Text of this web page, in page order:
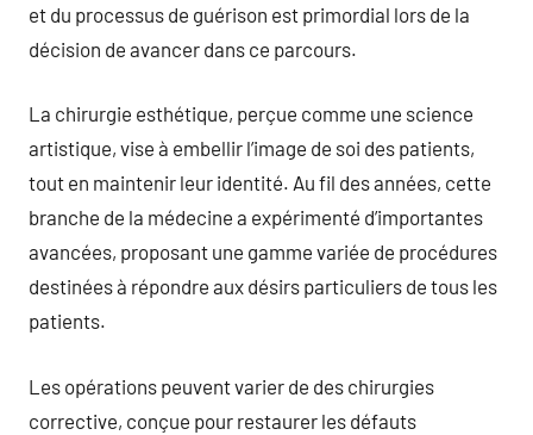
et du processus de guérison est primordial lors de la
décision de avancer dans ce parcours.
La chirurgie esthétique, perçue comme une science
artistique, vise à embellir l’image de soi des patients,
tout en maintenir leur identité. Au fil des années, cette
branche de la médecine a expérimenté d’importantes
avancées, proposant une gamme variée de procédures
destinées à répondre aux désirs particuliers de tous les
patients.
Les opérations peuvent varier de des chirurgies
corrective, conçue pour restaurer les défauts